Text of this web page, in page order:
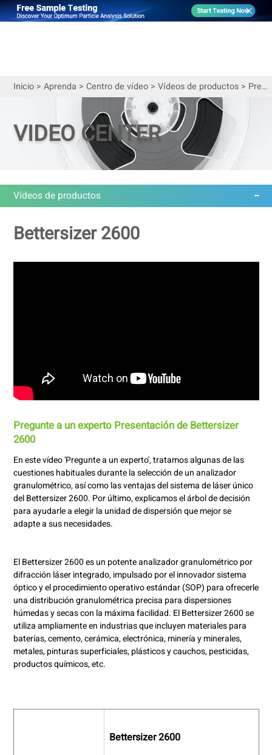
Inicio> Aprenda > Centro de vídeo> Vídeos de productos> Pregunte a un experto Presentación de Bettersizer 2600
VIDEO CENTER
Vídeos de productos
Bettersizer 2600
Pregunte a un experto Presentación de Bettersizer
2600
En este vídeo 'Pregunte a un experto', tratamos algunas de las
cuestiones habituales durante la selección de un analizador
granulométrico, así como las ventajas del sistema de láser único
del Bettersizer 2600. Por último, explicamos el árbol de decisión
para ayudarle a elegir la unidad de dispersión que mejor se
adapte a sus necesidades.
El Bettersizer 2600 es un potente analizador granulométrico por
difracción láser integrado, impulsado por el innovador sistema
óptico y el procedimiento operativo estándar (SOP) para ofrecerle
una distribución granulométrica precisa para dispersiones
húmedas y secas con la máxima facilidad. El Bettersizer 2600 se
utiliza ampliamente en industrias que incluyen materiales para
baterías, cemento, cerámica, electrónica, minería y minerales,
metales, pinturas superficiales, plásticos y cauchos, pesticidas,
productos químicos, etc.
Bettersizer 2600